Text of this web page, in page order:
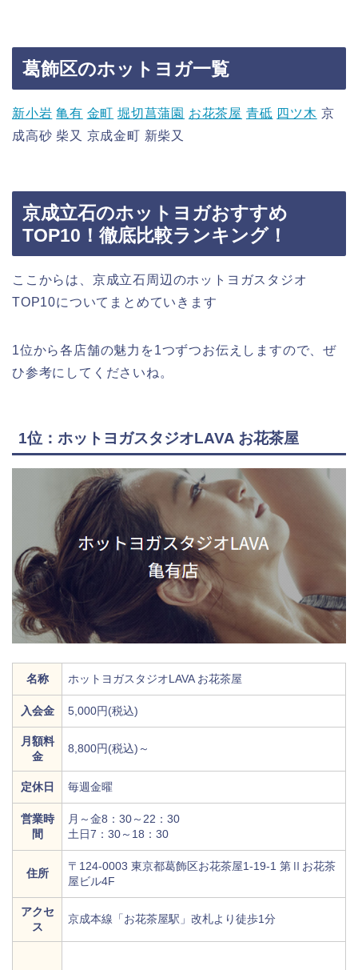
葛飾区のホットヨガ一覧
新小岩 亀有 金町 堀切菖蒲園 お花茶屋 青砥 四ツ木 京
成高砂 柴又 京成金町 新柴又
京成立石のホットヨガおすすめ
TOP10！徹底比較ランキング！
ここからは、京成立石周辺のホットヨガスタジオ
TOP10についてまとめていきます
1位から各店舗の魅力を1つずつお伝えしますので、ぜ
ひ参考にしてくださいね。
1位：ホットヨガスタジオLAVA お花茶屋
名称 ホットヨガスタジオLAVA お花茶屋
入会金 5,000円(税込)
月額料
金
8,800円(税込)～
定休日 毎週金曜
営業時
間
月～金8：30～22：30
土日7：30～18：30
住所
〒124-0003 東京都葛飾区お花茶屋1-19-1 第Ⅱお花茶
屋ビル4F
アクセ
ス
京成本線「お花茶屋駅」改札より徒歩1分